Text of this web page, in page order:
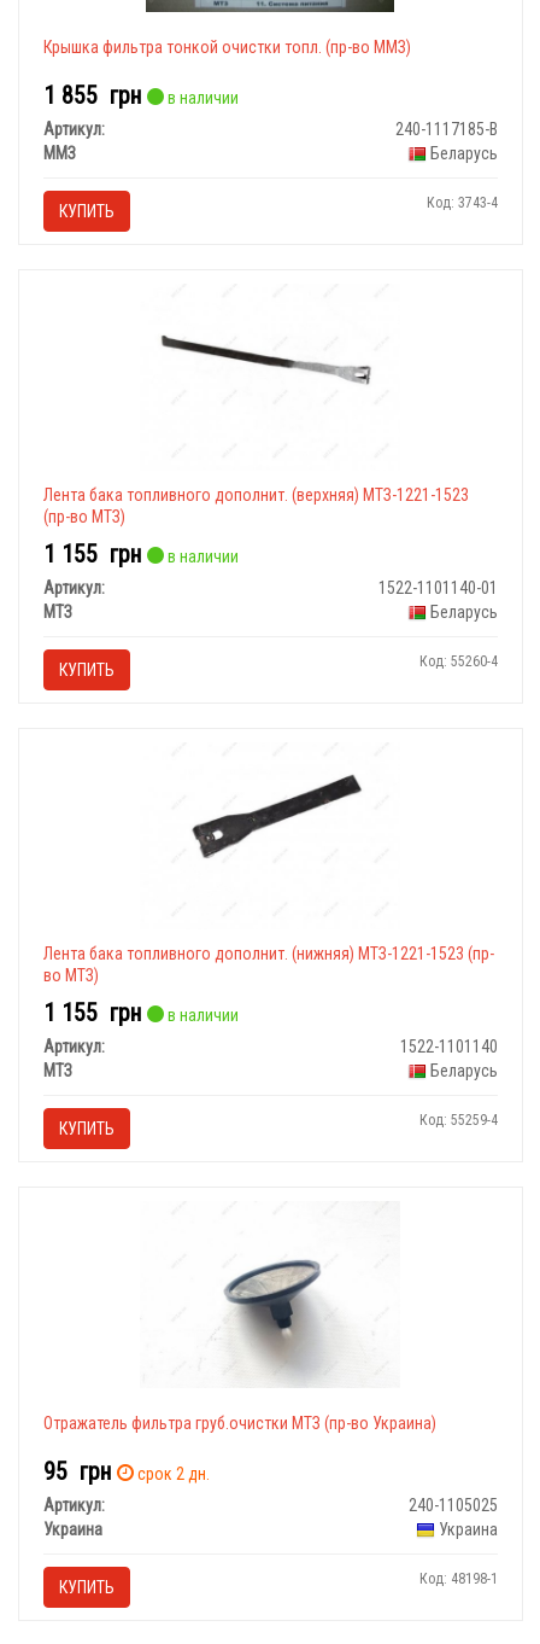
Крышка фильтра тонкой очистки топл. (пр-во ММЗ)
1 855 грн
в наличии
Артикул:
240-1117185-В
ММЗ
Беларусь
КУПИТЬ Код: 3743-4
Лента бака топливного дополнит. (верхняя) МТЗ-1221-1523
(пр-во МТЗ)
1 155 грн
в наличии
Артикул:
1522-1101140-01
МТЗ
Беларусь
КУПИТЬ Код: 55260-4
Лента бака топливного дополнит. (нижняя) МТЗ-1221-1523 (пр-
во МТЗ)
1 155 грн
в наличии
Артикул:
1522-1101140
МТЗ
Беларусь
КУПИТЬ Код: 55259-4
Отражатель фильтра груб.очистки МТЗ (пр-во Украина)
95 грн
срок 2 дн.
Артикул:
240-1105025
Украина
Украина
КУПИТЬ Код: 48198-1